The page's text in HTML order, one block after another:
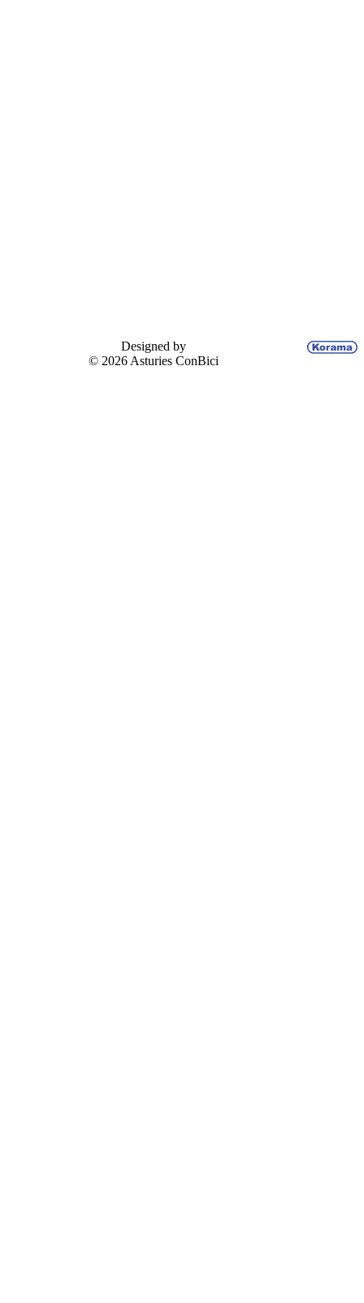
Designed by
© 2026 Asturies ConBici